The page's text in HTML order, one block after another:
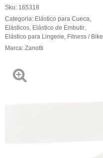
Sku: 165318
Categoria: Elástico para Cueca
Elásticos Elástico de Embutir
Elástico para Lingerie Fitness / Bike
Marca: Zanotti